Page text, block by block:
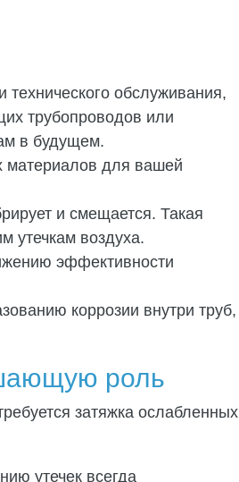
обслуживания,
трубопроводов или
в будущем.
материалов для вашей
и смещается. Такая
утечкам воздуха.
эффективности
коррозии внутри труб,
роль
затяжка ослабленных
утечек всегда